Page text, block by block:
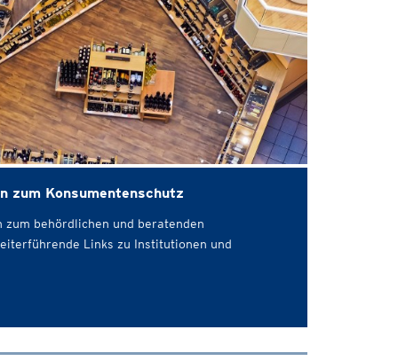
zum Konsumentenschutz
behördlichen und beratenden
Links zu Institutionen und